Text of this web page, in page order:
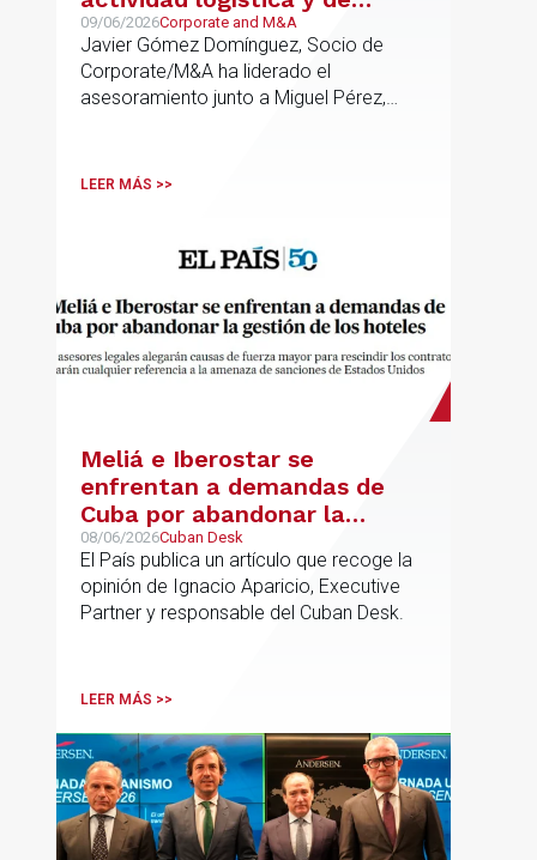
transporte de Campillo
Palmera
09/06/2026Corporate and M&A
Javier Gómez Domínguez, Socio de
Corporate/M&A ha liderado el
asesoramiento junto a Miguel Pérez,
LEER MÁS >>
Meliá e Iberostar se
enfrentan a demandas de
Cuba por abandonar la
gestión de los hoteles
08/06/2026Cuban Desk
El País publica un artículo que recoge la
opinión de Ignacio Aparicio, Executive
Partner y responsable del Cuban Desk.
LEER MÁS >>